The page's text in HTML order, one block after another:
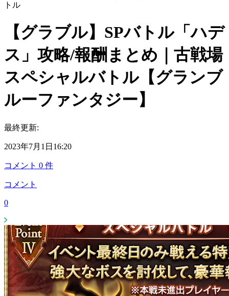
トル
【グラブル】SPバトル「ハデ
ス」攻略/報酬まとめ｜古戦場
スペシャルバトル【グランブ
ルーファンタジー】
最終更新:
2023年7月1日16:20
コメント 0 件
コメント
0